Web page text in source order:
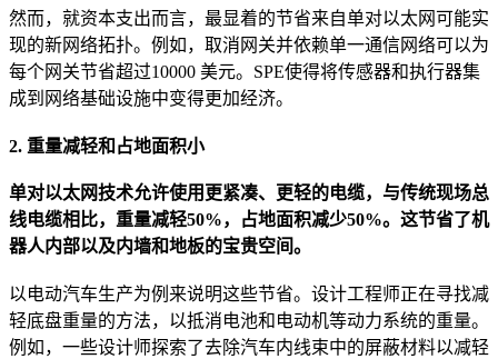
然而，就资本支出而言，最显着的节省来自单对以太网可能实
现的新网络拓扑。例如，取消网关并依赖单一通信网络可以为
每个网关节省超过10000 美元。SPE使得将传感器和执行器集
成到网络基础设施中变得更加经济。
2. 重量减轻和占地面积小
单对以太网技术允许使用更紧凑、更轻的电缆，与传统现场总
线电缆相比，重量减轻50%，占地面积减少50%。这节省了机
器人内部以及内墙和地板的宝贵空间。
以电动汽车生产为例来说明这些节省。设计工程师正在寻找减
轻底盘重量的方法，以抵消电池和电动机等动力系统的重量。
例如，一些设计师探索了去除汽车内线束中的屏蔽材料以减轻